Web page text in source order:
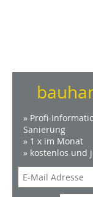
» Profi-
Sanierung
» 1 x im Monat
» kostenlos und